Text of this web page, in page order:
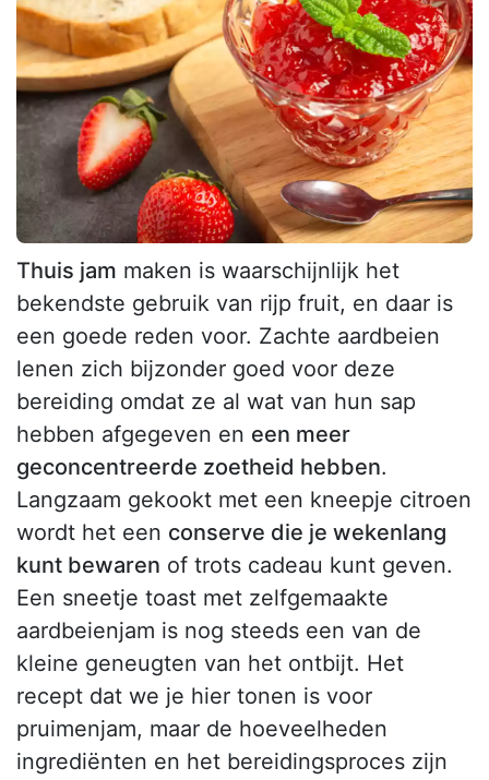
Thuis jam maken is waarschijnlijk het
bekendste gebruik van rijp fruit, en daar is
een goede reden voor. Zachte aardbeien
lenen zich bijzonder goed voor deze
bereiding omdat ze al wat van hun sap
hebben afgegeven en een meer
geconcentreerde zoetheid hebben.
Langzaam gekookt met een kneepje citroen
wordt het een conserve die je wekenlang
kunt bewaren of trots cadeau kunt geven.
Een sneetje toast met zelfgemaakte
aardbeienjam is nog steeds een van de
kleine geneugten van het ontbijt. Het
recept dat we je hier tonen is voor
pruimenjam, maar de hoeveelheden
ingrediënten en het bereidingsproces zijn